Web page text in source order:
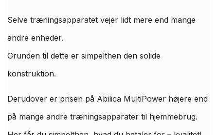
Selve træningsapparatet vejer lidt mere end mange
andre enheder.
Grunden til dette er simpelthen den solide
konstruktion.
Derudover er prisen på Abilica MultiPower højere end
på mange andre træningsapparater til hjemmebrug.